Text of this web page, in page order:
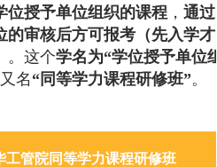
位授予单位组织的课程 ， 通过
的审核后方可报考（先入学才
。这个学名为“学位授予单位
又名“同等学力课程研修班”。
工管院同等学力课程研修班